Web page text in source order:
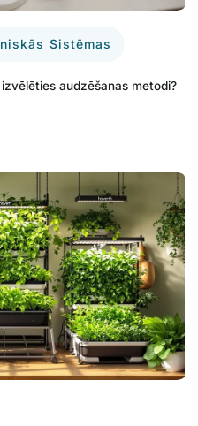
Sistēmas
audzēšanas metodi?